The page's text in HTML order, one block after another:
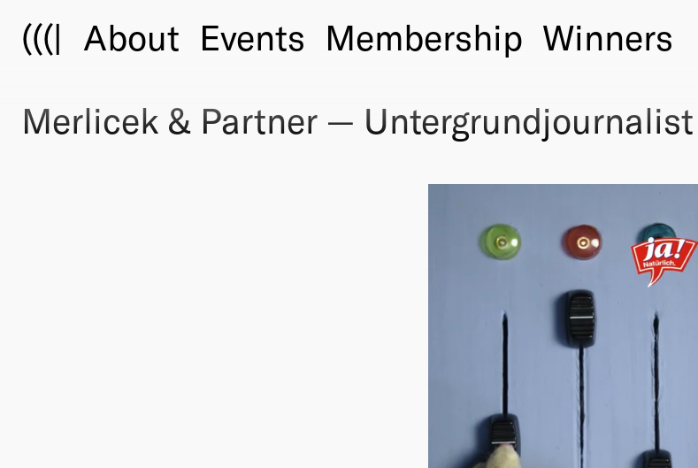
(((| About Events Membership Winners
Merlicek & Partner —